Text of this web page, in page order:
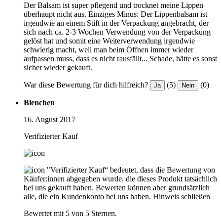
Der Balsam ist super pflegend und trocknet meine Lippen
überhaupt nicht aus. Einziges Minus: Der Lippenbalsam ist
irgendwie an einem Stift in der Verpackung angebracht, der
sich nach ca. 2-3 Wochen Verwendung von der Verpackung
gelöst hat und somit eine Weiterverwendung irgendwie
schwierig macht, weil man beim Öffnen immer wieder
aufpassen muss, dass es nicht rausfällt... Schade, hätte es sonst
sicher wieder gekauft.
War diese Bewertung für dich hilfreich? Ja (5) Nein (0)
Bienchen
16. August 2017
Verifizierter Kauf
"Verifizierter Kauf“ bedeutet, dass die Bewertung von
Käufer:innen abgegeben wurde, die dieses Produkt tatsächlich
bei uns gekauft haben. Bewerten können aber grundsätzlich
alle, die ein Kundenkonto bei uns haben. Hinweis schließen
Bewertet mit 5 von 5 Sternen.